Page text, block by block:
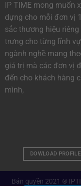
IP TIME mong muốn
dựng cho mỗi đơn vị
sắc thương hiệu
trưng cho từng lĩnh
ngành nghề mang
giá trị mà các đơn vị
đến cho khách hàng
mình,
DOWLOAD PROFILE
Bản quyền 2021 ®